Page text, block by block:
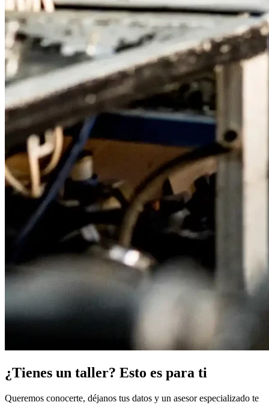
¿Tienes un taller? Esto es para ti
Queremos conocerte, déjanos tus datos y un asesor especializado te